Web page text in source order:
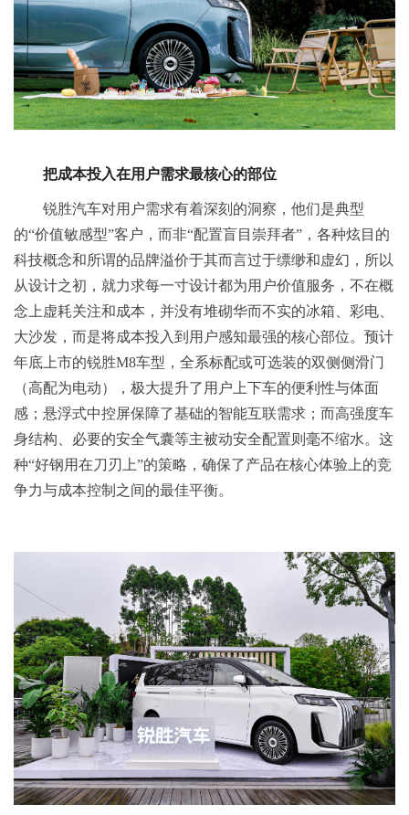
把成本投入在用户需求最核心的部位
锐胜汽车对用户需求有着深刻的洞察，他们是典型
的“价值敏感型”客户，而非“配置盲目崇拜者”，各种炫目的
科技概念和所谓的品牌溢价于其而言过于缥缈和虚幻，所以
从设计之初，就力求每一寸设计都为用户价值服务，不在概
念上虚耗关注和成本，并没有堆砌华而不实的冰箱、彩电、
大沙发，而是将成本投入到用户感知最强的核心部位。预计
年底上市的锐胜M8车型，全系标配或可选装的双侧侧滑门
（高配为电动），极大提升了用户上下车的便利性与体面
感；悬浮式中控屏保障了基础的智能互联需求；而高强度车
身结构、必要的安全气囊等主被动安全配置则毫不缩水。这
种“好钢用在刀刃上”的策略，确保了产品在核心体验上的竞
争力与成本控制之间的最佳平衡。